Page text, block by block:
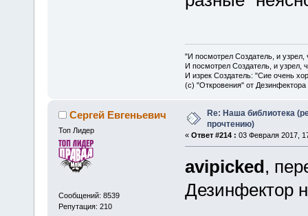
"И посмотрел Создатель, и
И посмотрел Создатель, и узрел,
И изрек Создатель: "Сие очень
(с) "Откровения" от Дезинфектора
Сергей Евгеньевич
Топ Лидер
Сообщений: 8539
Репутация: 210
Re: Наша библиотека
прочтению)
« Ответ #214 : 03 Февраля 2017,
avipicked,
Дезинфектор